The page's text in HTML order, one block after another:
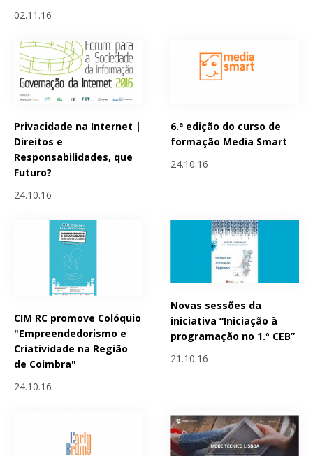
02.11.16
Privacidade na Internet |
Direitos e
Responsabilidades, que
Futuro?
24.10.16
6.ª edição do curso de
formação Media Smart
24.10.16
CIM RC promove Colóquio
"Empreendedorismo e
Criatividade na Região
de Coimbra"
24.10.16
Novas sessões da
iniciativa “Iniciação à
programação no 1.º CEB”
21.10.16